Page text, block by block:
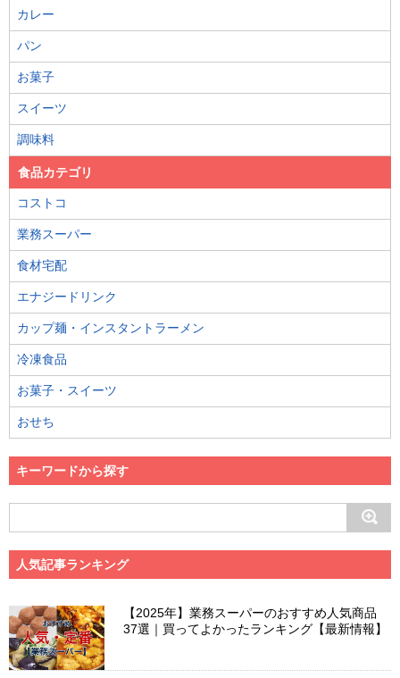
カレー
パン
お菓子
スイーツ
調味料
食品カテゴリ
コストコ
業務スーパー
食材宅配
エナジードリンク
カップ麺・インスタントラーメン
冷凍食品
お菓子・スイーツ
おせち
キーワードから探す
人気記事ランキング
【2025年】業務スーパーのおすすめ人気商品
37選｜買ってよかったランキング【最新情報】